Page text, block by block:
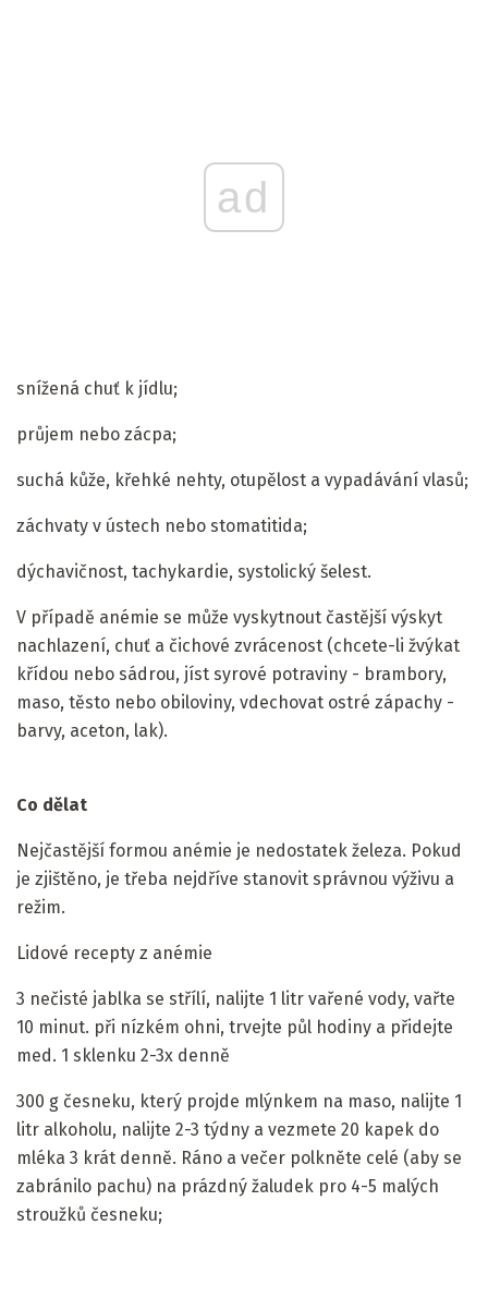
ad
snížená chuť k jídlu;
průjem nebo zácpa;
suchá kůže, křehké nehty, otupělost a vypadávání vlasů;
záchvaty v ústech nebo stomatitida;
dýchavičnost, tachykardie, systolický šelest.
V případě anémie se může vyskytnout častější výskyt
nachlazení, chuť a čichové zvrácenost (chcete-li žvýkat
křídou nebo sádrou, jíst syrové potraviny - brambory,
maso, těsto nebo obiloviny, vdechovat ostré zápachy -
barvy, aceton, lak).
Co dělat
Nejčastější formou anémie je nedostatek železa. Pokud
je zjištěno, je třeba nejdříve stanovit správnou výživu a
režim.
Lidové recepty z anémie
3 nečisté jablka se střílí, nalijte 1 litr vařené vody, vařte
10 minut. při nízkém ohni, trvejte půl hodiny a přidejte
med. 1 sklenku 2-3x denně
300 g česneku, který projde mlýnkem na maso, nalijte 1
litr alkoholu, nalijte 2-3 týdny a vezmete 20 kapek do
mléka 3 krát denně. Ráno a večer polkněte celé (aby se
zabránilo pachu) na prázdný žaludek pro 4-5 malých
stroužků česneku;